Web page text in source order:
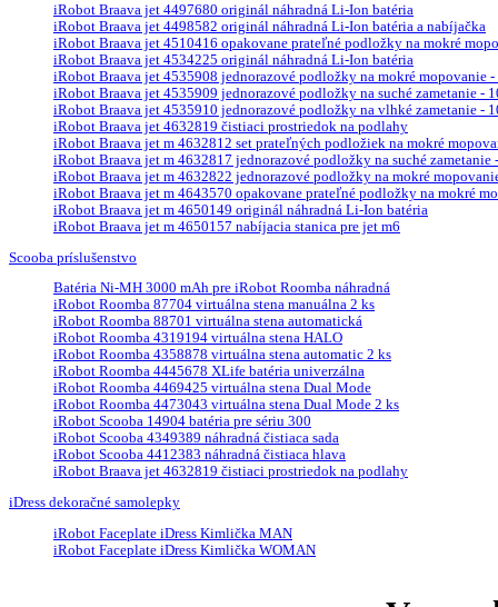
iRobot Braava jet 4497680 originál náhradná Li-Ion batéria
iRobot Braava jet 4498582 originál náhradná Li-Ion batéria a nabíjačka
iRobot Braava jet 4510416 opakovane prateľné podložky na mokré
iRobot Braava jet 4534225 originál náhradná Li-Ion batéria
iRobot Braava jet 4535908 jednorazové podložky na mokré mopovanie
iRobot Braava jet 4535909 jednorazové podložky na suché zametanie -
iRobot Braava jet 4535910 jednorazové podložky na vlhké zametanie -
iRobot Braava jet 4632819 čistiaci prostriedok na podlahy
iRobot Braava jet m 4632812 set prateľných podložiek na mokré
iRobot Braava jet m 4632817 jednorazové podložky na suché zametanie
iRobot Braava jet m 4632822 jednorazové podložky na mokré
iRobot Braava jet m 4643570 opakovane prateľné podložky na mokré
iRobot Braava jet m 4650149 originál náhradná Li-Ion batéria
iRobot Braava jet m 4650157 nabíjacia stanica pre jet m6
Scooba príslušenstvo
Batéria Ni-MH 3000 mAh pre iRobot Roomba náhradná
iRobot Roomba 87704 virtuálna stena manuálna 2 ks
iRobot Roomba 88701 virtuálna stena automatická
iRobot Roomba 4319194 virtuálna stena HALO
iRobot Roomba 4358878 virtuálna stena automatic 2 ks
iRobot Roomba 4445678 XLife batéria univerzálna
iRobot Roomba 4469425 virtuálna stena Dual Mode
iRobot Roomba 4473043 virtuálna stena Dual Mode 2 ks
iRobot Scooba 14904 batéria pre sériu 300
iRobot Scooba 4349389 náhradná čistiaca sada
iRobot Scooba 4412383 náhradná čistiaca hlava
iRobot Braava jet 4632819 čistiaci prostriedok na podlahy
iDress dekoračné samolepky
iRobot Faceplate iDress Kimlička MAN
iRobot Faceplate iDress Kimlička WOMAN